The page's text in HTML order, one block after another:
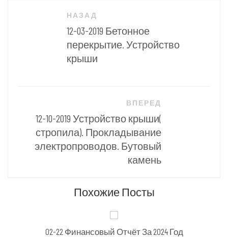
НАЗАД
12-03-2019 Бетонное
перекрытие. Устройство
крыши
ВПЕРЕД
12-10-2019 Устройство крыши(
стропила). Прокладывание
электропроводов. Бутовый
камень
Похожие Посты
02-22 Финансовый Отчёт За 2024 Год